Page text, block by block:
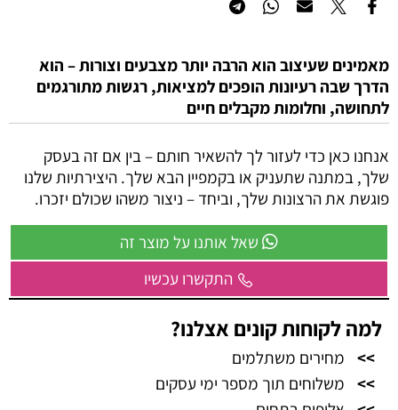
מאמינים שעיצוב הוא הרבה יותר מצבעים וצורות – הוא
הדרך שבה רעיונות הופכים למציאות, רגשות מתורגמים
לתחושה, וחלומות מקבלים חיים
אנחנו כאן כדי לעזור לך להשאיר חותם – בין אם זה בעסק
שלך, במתנה שתעניק או בקמפיין הבא שלך. היצירתיות שלנו
פוגשת את הרצונות שלך, וביחד – ניצור משהו שכולם יזכרו.
שאל אותנו על מוצר זה
התקשרו עכשיו
למה לקוחות קונים אצלנו?
>>
מחירים משתלמים
>>
משלוחים תוך מספר ימי עסקים